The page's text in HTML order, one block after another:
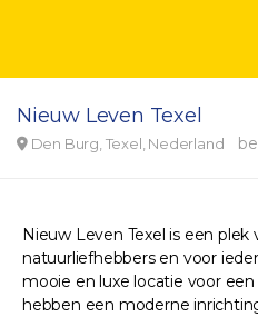
Nieuw Leven Texel
Den Burg, Texel, Nederland
Nieuw Leven Texel is een
natuurliefhebbers en voor
mooie en luxe locatie voor
hebben een moderne